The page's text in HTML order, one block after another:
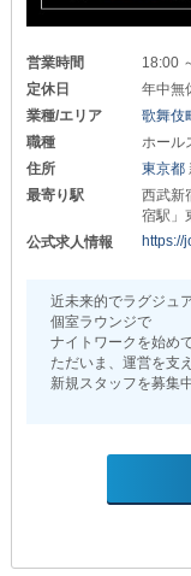
《【朝昼夜】Cafe &
＊圧倒的な稼ぎやすさ
￣￣￣￣￣￣￣￣￣
▶店長・幹部候補：
▶ホールスタッフ：
上記はあくまでも入
あなたの頑張りに応
『随時昇給・昇格』
しかも、会社負担で
定期的にリフレッシ
お仕事でのパフォー
営業時間
18:00
定休日
年中無
業種/エリア
歌舞伎
職種
ホール
住所
東京都
最寄り駅
西武新
宿駅」
公式求人情報
近未来的でラグジュ
個室ラウンジで
ナイトワークを始め
ただいま、運営を支
新規スタッフを募集
┼┼┼┼┼┼┼┼┼┼┼┼